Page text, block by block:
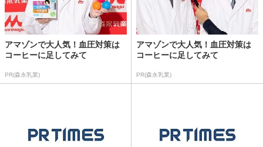
アマゾンで大人気！血圧対策は
コーヒーに足してみて
PR(森永乳業)
アマゾンで大人気！血圧対策は
コーヒーに足してみて
PR(森永乳業)